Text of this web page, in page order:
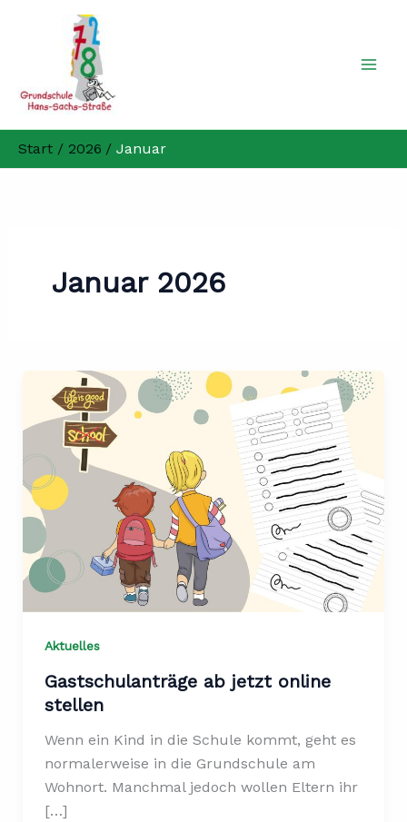
Start 2026 Januar
Januar 2026
Aktuelles
Gastschulanträge ab jetzt online
stellen
Wenn ein Kind in die Schule kommt, geht es
normalerweise in die Grundschule am
Wohnort. Manchmal jedoch wollen Eltern ihr
[…]